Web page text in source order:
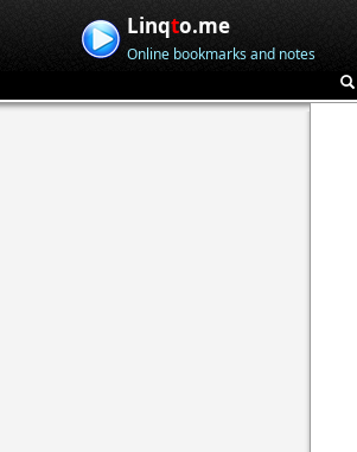
Linqto.me
Online bookmarks and notes